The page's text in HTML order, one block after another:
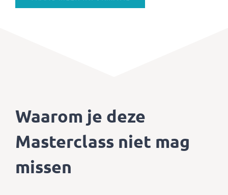
Waarom je deze
Masterclass niet mag
missen